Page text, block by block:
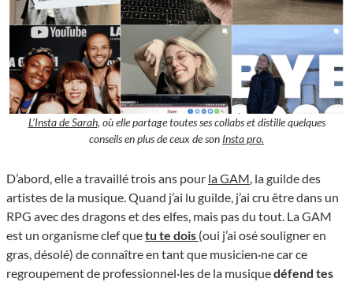
L’Insta de Sarah, où elle partage toutes ses collabs et distille quelques
conseils en plus de ceux de son Insta pro.
D’abord, elle a travaillé trois ans pour la GAM, la guilde des
artistes de la musique. Quand j’ai lu guilde, j’ai cru être dans un
RPG avec des dragons et des elfes, mais pas du tout. La GAM
est un organisme clef quetu te dois (oui j’ai osé souligner en
gras, désolé) de connaître en tant que musicien·ne car ce
regroupement de professionnel·les de la musiquedéfend tes